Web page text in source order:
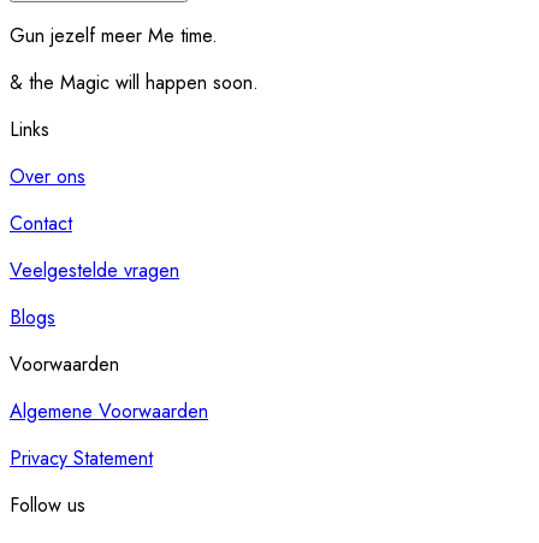
Gun jezelf meer Me time.​
& the Magic will happen soon.
Links
Over ons
Contact
Veelgestelde vragen
Blogs
Voorwaarden
Algemene Voorwaarden
Privacy Statement
Follow us